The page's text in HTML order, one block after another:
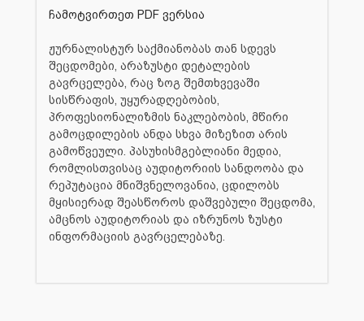
ჩამოტვირთეთ PDF ვერსია
ჟურნალისტურ საქმიანობას თან სდევს
შეცდომები, არაზუსტი დეტალების
გავრცელება, რაც ზოგ შემთხვევაში
სისწრაფის, უყურადღებობის,
პროფესიონალიზმის ნაკლებობის, მწირი
გამოცდილების ანდა სხვა მიზეზით არის
გამოწვეული. პასუხისმგებლიანი მედია,
რომლისთვისაც აუდიტორიის სანდოობა და
რეპუტაცია მნიშვნელოვანია, ცდილობს
მყისიერად შეასწოროს დაშვებული შეცდომა,
ამცნოს აუდიტორიას და იზრუნოს ზუსტი
ინფორმაციის გავრცელებაზე.